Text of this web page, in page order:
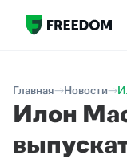
Главная Новости
Илон